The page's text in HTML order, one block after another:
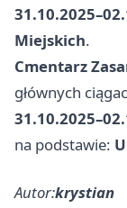
Miejskich.
Cmentarz
głównych
na podstawie:
Autor:krystian